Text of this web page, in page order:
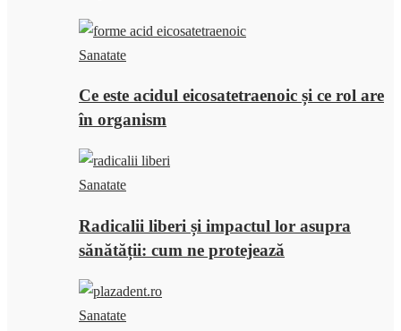
Sanatate
Ce este acidul eicosatetraenoic și ce rol are
în organism
Sanatate
Radicalii liberi și impactul lor asupra
sănătății: cum ne protejează
Sanatate